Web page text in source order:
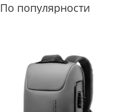
По популярности